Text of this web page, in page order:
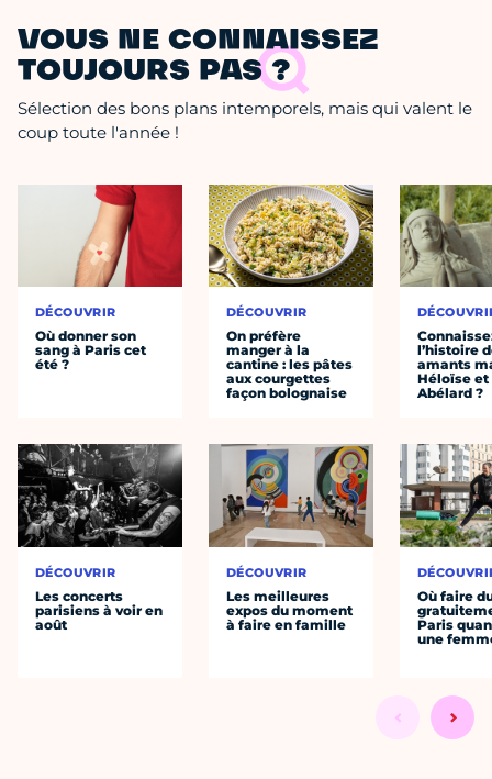
VOUS NE CONNAISSEZ
TOUJOURS PAS ?
Sélection des bons plans intemporels, mais qui valent le
coup toute l'année !
DÉCOUVRIR
Où donner son
sang à Paris cet
été ?
DÉCOUVRIR
Les concerts
parisiens à voir en
août
DÉCOUVRIR
On préfère
manger à la
cantine : les pâtes
aux courgettes
façon bolognaise
DÉCOUVRIR
Les meilleures
expos du moment
à faire en famille
l’histoire
amants
Héloïse et
Abélard ?
Où faire
Paris
une